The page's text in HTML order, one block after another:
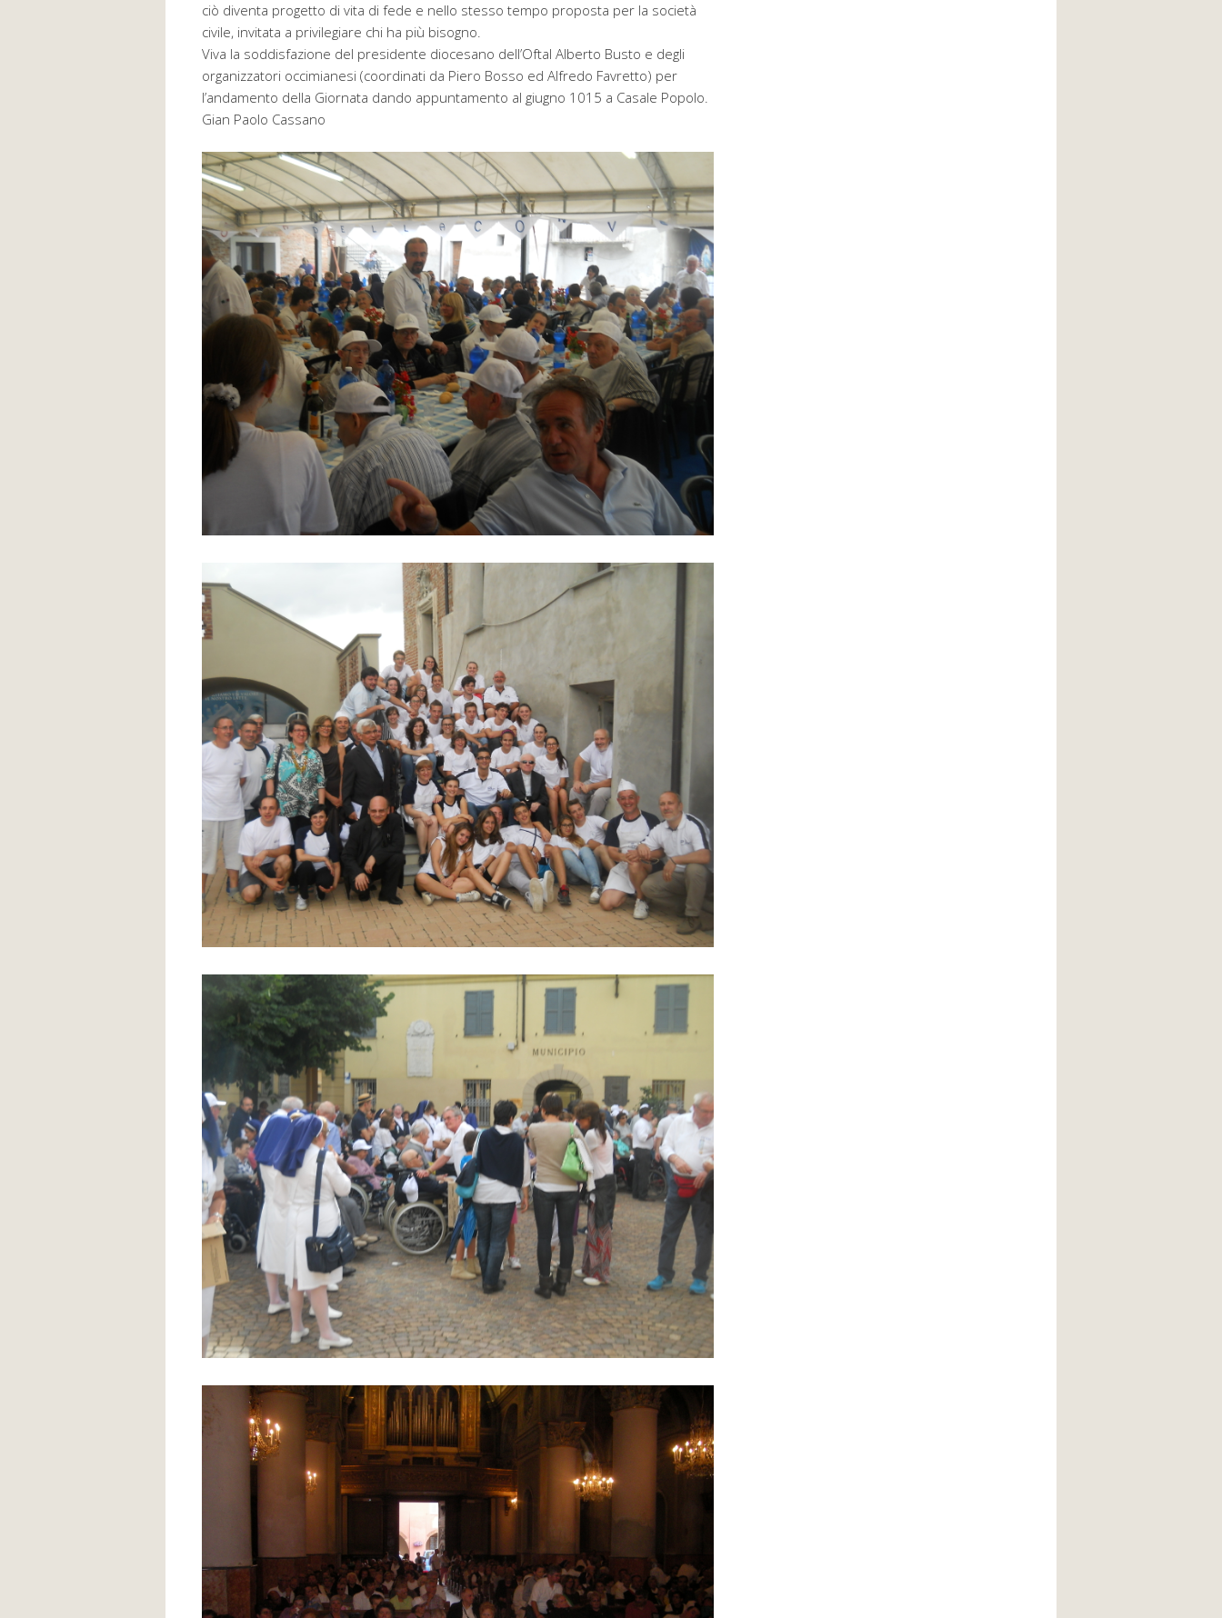
ciò diventa progetto di vita di fede e nello stesso tempo proposta per la società
civile, invitata a privilegiare chi ha più bisogno.
Viva la soddisfazione del presidente diocesano dell’Oftal Alberto Busto e degli
organizzatori occimianesi (coordinati da Piero Bosso ed Alfredo Favretto) per
l’andamento della Giornata dando appuntamento al giugno 1015 a Casale Popolo.
Gian Paolo Cassano